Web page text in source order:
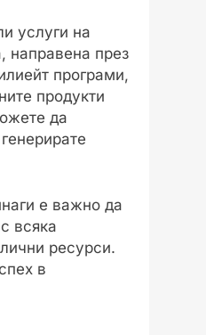
услуги на
направена през
програми,
продукти
да
е важно да
всяка
ресурси.
в